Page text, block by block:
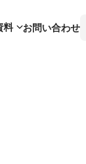
料 お問い合わせ